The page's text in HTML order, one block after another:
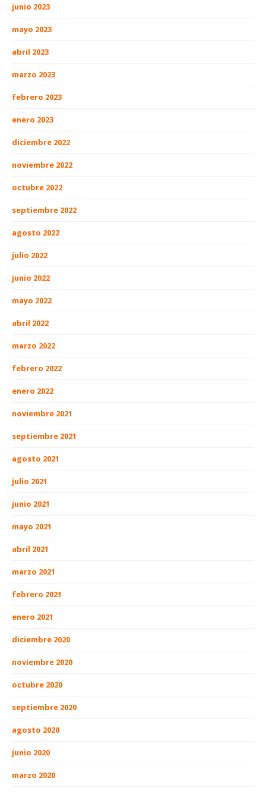
junio 2023
mayo 2023
abril 2023
marzo 2023
febrero 2023
enero 2023
diciembre 2022
noviembre 2022
octubre 2022
septiembre 2022
agosto 2022
julio 2022
junio 2022
mayo 2022
abril 2022
marzo 2022
febrero 2022
enero 2022
noviembre 2021
septiembre 2021
agosto 2021
julio 2021
junio 2021
mayo 2021
abril 2021
marzo 2021
febrero 2021
enero 2021
diciembre 2020
noviembre 2020
octubre 2020
septiembre 2020
agosto 2020
junio 2020
marzo 2020